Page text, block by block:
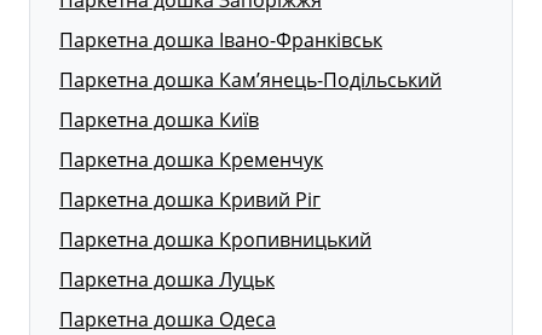
Паркетна дошка Івано-Франківськ
Паркетна дошка Кам’янець-Подільський
Паркетна дошка Київ
Паркетна дошка Кременчук
Паркетна дошка Кривий Ріг
Паркетна дошка Кропивницький
Паркетна дошка Луцьк
Паркетна дошка Одеса